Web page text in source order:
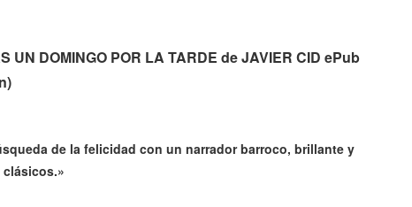
DOMINGO POR LA TARDE de JAVIER CID ePub
de la felicidad con un narrador barroco, brillante y